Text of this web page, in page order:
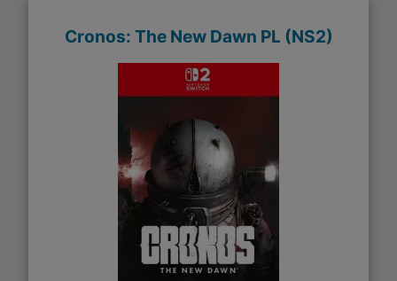
Cronos: The New Dawn PL (NS2)